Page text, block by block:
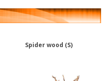
Spider wood (S)